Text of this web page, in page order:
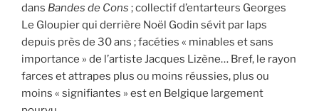
dans Bandes de Cons ; collectif d’entarteurs Georges
Le Gloupier qui derrière Noël Godin sévit par laps
depuis près de 30 ans ; facéties « minables et sans
importance » de l’artiste Jacques Lizène… Bref, le rayon
farces et attrapes plus ou moins réussies, plus ou
moins « signifiantes » est en Belgique largement